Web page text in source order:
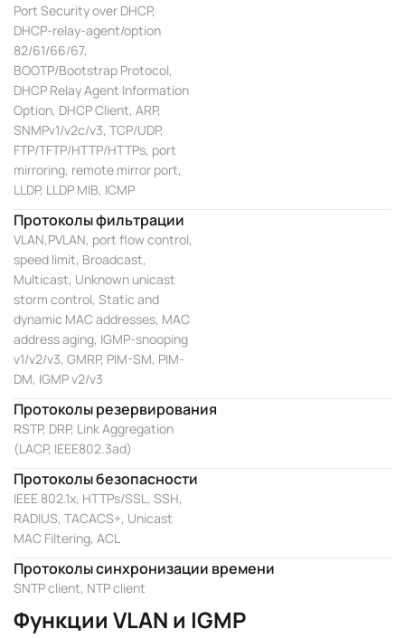
Port Security over DHCP,
DHCP-relay-agent/option
82/61/66/67,
BOOTP/Bootstrap Protocol,
DHCP Relay Agent Information
Option, DHCP Client, ARP,
SNMPv1/v2c/v3, TCP/UDP,
FTP/TFTP/HTTP/HTTPs, port
mirroring, remote mirror port,
LLDP, LLDP MIB, ICMP
Протоколы фильтрации
VLAN,PVLAN, port flow control,
speed limit, Broadcast,
Multicast, Unknown unicast
storm control, Static and
dynamic MAC addresses, MAC
address aging, IGMP-snooping
v1/v2/v3, GMRP, PIM-SM, PIM-
DM, IGMP v2/v3
Протоколы резервирования
RSTP, DRP, Link Aggregation
(LACP, IEEE802.3ad)
Протоколы безопасности
IEEE 802.1x, HTTPs/SSL, SSH,
RADIUS, TACACS+, Unicast
MAC Filtering, ACL
Протоколы синхронизации времени
SNTP client, NTP client
Функции VLAN и IGMP